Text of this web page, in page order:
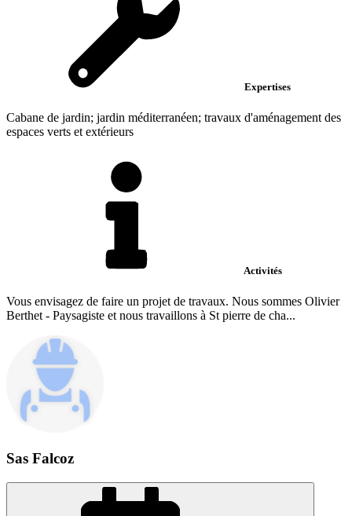
Expertises
Cabane de jardin; jardin méditerranéen; travaux d'aménagement des
espaces verts et extérieurs
Activités
Vous envisagez de faire un projet de travaux. Nous sommes Olivier
Berthet - Paysagiste et nous travaillons à St pierre de cha...
Sas Falcoz